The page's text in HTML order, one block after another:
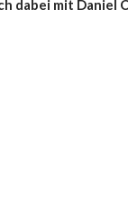
dabei mit Daniel